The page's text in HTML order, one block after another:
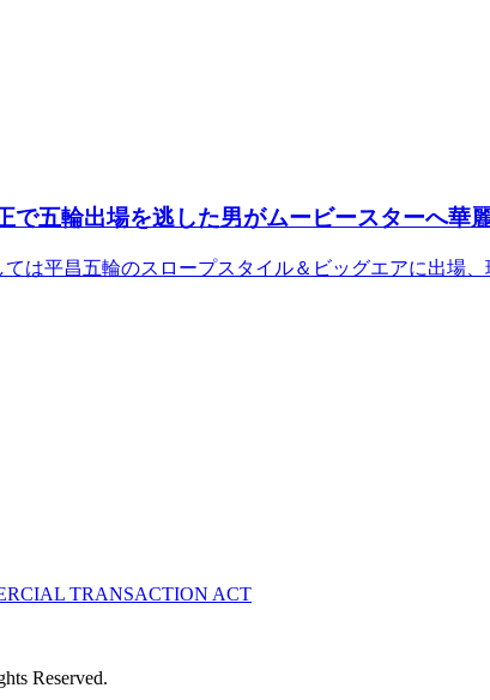
で五輪出場を逃した男がムービースターへ華
ては平昌五輪のスロープスタイル＆ビッグエアに出場
TRANSACTION ACT
Reserved.